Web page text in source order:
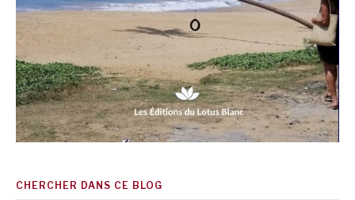
CHERCHER DANS CE BLOG